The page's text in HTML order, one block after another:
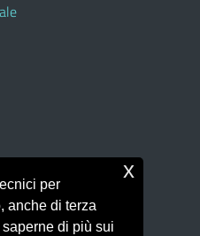
per
anche di terza
di più sui
x